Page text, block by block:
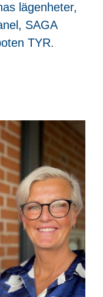
lägenheter,
SAGA
TYR.